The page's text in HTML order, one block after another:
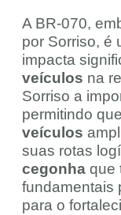
A BR-070,
por Sorriso, é
impacta
veículos na
Sorriso a
permitindo
veículos
suas rotas
cegonha que
fundamentais
para o